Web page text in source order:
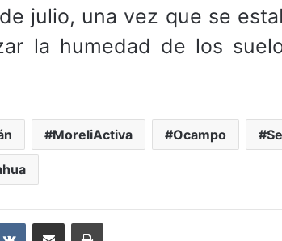
julio, una vez que se
la humedad de los
MoreliActiva Ocampo
VKontakteCompartir por correo electrónicoImprimir